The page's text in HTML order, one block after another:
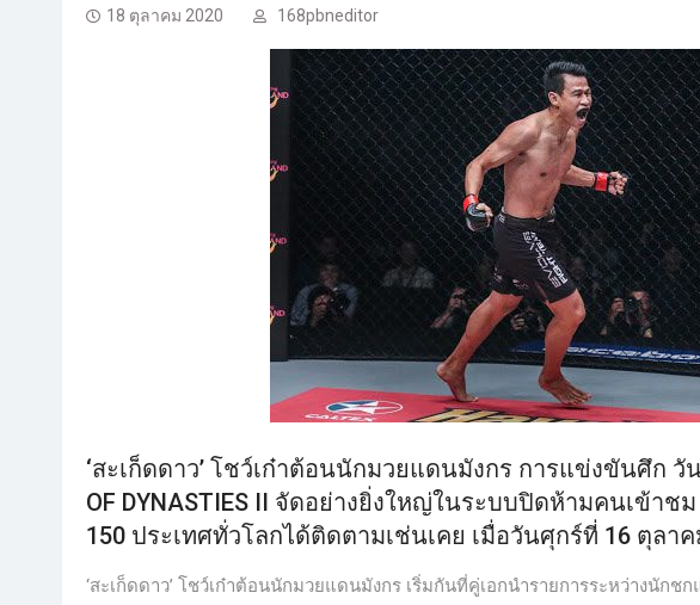
18 ตุลาคม 2020 168pbneditor
‘สะเก็ดดาว’ โชว์เก๋าต้อนนักมวยแดนมังกร การแข่งขันศึก วั
OF DYNASTIES II จัดอย่างยิ่งใหญ่ในระบบปิดห้ามคนเข้า
150 ประเทศทั่วโลกได้ติดตามเช่นเคย เมื่อวันศุกร์ที่ 16 ตุล
‘สะเก็ดดาว’ โชว์เก๋าต้อนนักมวยแดนมังกร เริ่มกันที่คู่เอกนำรายการระหว่างนักช